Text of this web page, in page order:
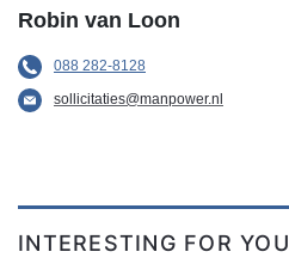
Robin van Loon
088 282-8128
sollicitaties@manpower.nl
INTERESTING FOR YOU